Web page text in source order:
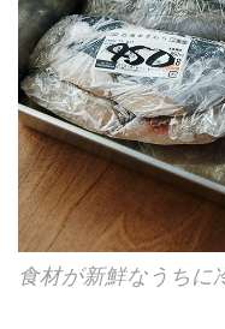
食材が新鮮なうちに